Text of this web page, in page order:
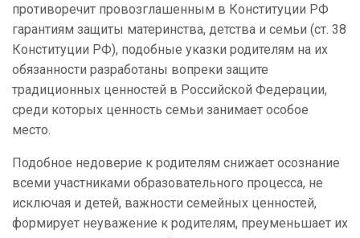
противоречит провозглашенным в Конституции РФ
гарантиям защиты материнства, детства и семьи (ст. 38
Конституции РФ), подобные указки родителям на их
обязанности разработаны вопреки защите
традиционных ценностей в Российской Федерации,
среди которых ценность семьи занимает особое
место.
Подобное недоверие к родителям снижает осознание
всеми участниками образовательного процесса, не
исключая и детей, важности семейных ценностей,
формирует неуважение к родителям, преуменьшает их